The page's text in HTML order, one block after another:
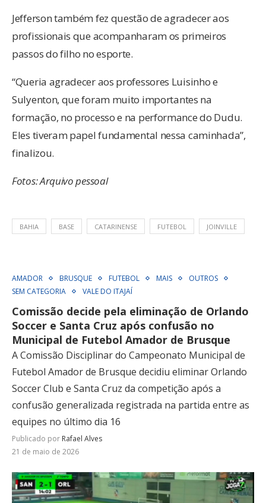
Jefferson também fez questão de agradecer aos
profissionais que acompanharam os primeiros
passos do filho no esporte.
“Queria agradecer aos professores Luisinho e
Sulyenton, que foram muito importantes na
formação, no processo e na performance do Dudu.
Eles tiveram papel fundamental nessa caminhada”,
finalizou.
Fotos: Arquivo pessoal
BAHIA BASE CATARINENSE FUTEBOL JOINVILLE
AMADOR BRUSQUE FUTEBOL MAIS
OUTROS
SEM CATEGORIA
VALE DO ITAJAÍ
Comissão decide pela eliminação de Orlando
Soccer e Santa Cruz após confusão no
Municipal de Futebol Amador de Brusque
A Comissão Disciplinar do Campeonato Municipal de
Futebol Amador de Brusque decidiu eliminar Orlando
Soccer Club e Santa Cruz da competição após a
confusão generalizada registrada na partida entre as
equipes no último dia 16
Publicado por Rafael Alves
21 de maio de 2026